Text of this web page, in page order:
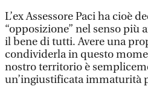
L’ex Assessore Paci ha cioè
“opposizione” nel senso più
il bene di tutti. Avere una
condividerla in questo
nostro territorio è
un’ingiustificata immaturità